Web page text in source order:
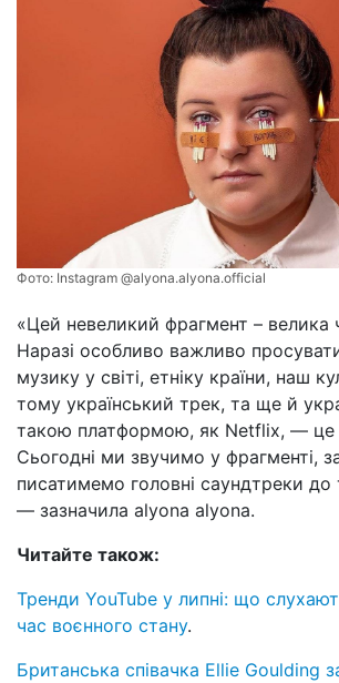
Фото: Instagram @alyona.alyona.official
«Цей невеликий фрагмент – велика
Наразі особливо важливо
музику у світі, етніку країни, наш
тому український трек, та ще й
такою платформою, як Netflix, — це
Сьогодні ми звучимо у фрагменті,
писатимемо головні саундтреки до
— зазначила alyona alyona.
Читайте також:
Тренди YouTube у липні: що
час воєнного стану.
Британська співачка Ellie Goulding